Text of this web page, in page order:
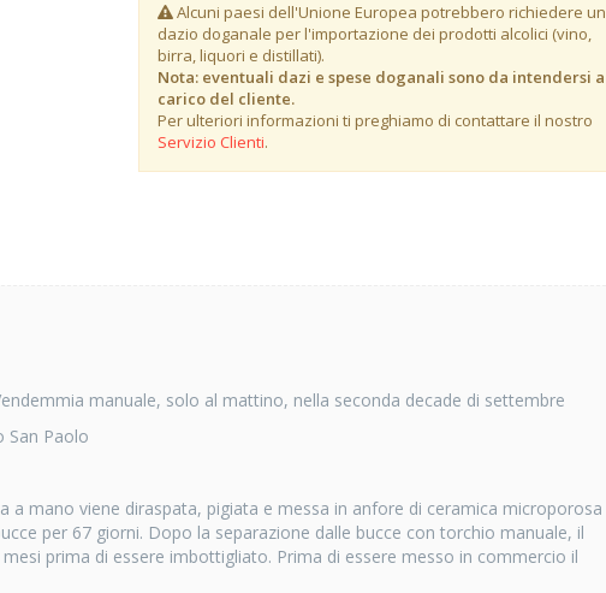
Alcuni paesi dell'Unione Europea potrebbero richiedere un
dazio doganale per l'importazione dei prodotti alcolici (vino,
birra, liquori e distillati).
Nota: eventuali dazi e spese doganali sono da intendersi a
carico del cliente.
Per ulteriori informazioni ti preghiamo di contattare il nostro
Servizio Clienti.
manuale, solo al mattino, nella seconda decade di settembre
San Paolo
a mano viene diraspata, pigiata e messa in anfore di ceramica microporosa
per 67 giorni. Dopo la separazione dalle bucce con torchio manuale, il
prima di essere imbottigliato. Prima di essere messo in commercio il